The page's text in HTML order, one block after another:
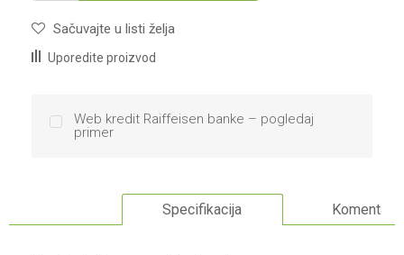
Sačuvajte u listi želja
Uporedite proizvod
Web kredit Raiffeisen banke – pogledaj
primer
Specifikacija Komentari